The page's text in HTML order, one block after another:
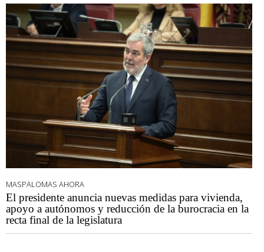
MASPALOMAS AHORA
El presidente anuncia nuevas medidas para vivienda,
apoyo a autónomos y reducción de la burocracia en la
recta final de la legislatura